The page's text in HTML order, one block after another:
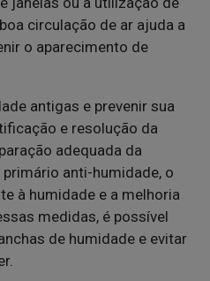
circulação de ar ajuda a
o aparecimento de
antigas e prevenir sua
e resolução da
adequada da
anti-humidade, o
à humidade e a melhoria
medidas, é possível
de humidade e evitar